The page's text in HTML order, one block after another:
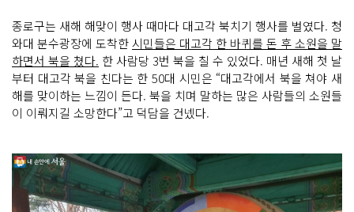
종로구는 새해 해맞이 행사 때마다 대고각 북치기 행사를 벌였다. 청
와대 분수광장에 도착한시민들은 대고각 한 바퀴를 돈 후 소원을 말
하면서 북을 쳤다. 한 사람당 3번 북을 칠 수 있었다. 매년 새해 첫 날
부터 대고각 북을 친다는 한 50대 시민은 “대고각에서 북을 쳐야 새
해를 맞이하는 느낌이 든다. 북을 치며 말하는 많은 사람들의 소원들
이 이뤄지길 소망한다”고 덕담을 건넸다.